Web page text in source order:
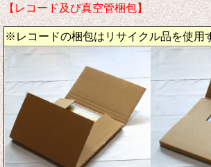
【レコード及び真空管梱包】
※レコードの梱包はリサイクル品を使用